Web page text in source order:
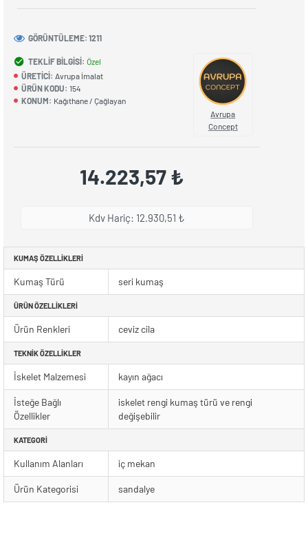
14.223,57 ₺
Kdv Hariç: 12.930,51 ₺
TEKLIF BILGISI: Özel
ÜRETICI: Avrupa İmalat
ÜRÜN KODU: 154
KONUM: Kağıthane / Çağlayan
Avrupa
Concept
GÖRÜNTÜLEME: 1211
KUMAŞ ÖZELLIKLERI
Kumaş Türü seri kumaş
ÜRÜN ÖZELLIKLERI
Ürün Renkleri ceviz cila
TEKNIK ÖZELLIKLER
İskelet Malzemesi kayın ağacı
İsteğe Bağlı
Özellikler
iskelet rengi kumaş türü ve rengi
değişebilir
KATEGORI
Kullanım Alanları iç mekan
Ürün Kategorisi sandalye